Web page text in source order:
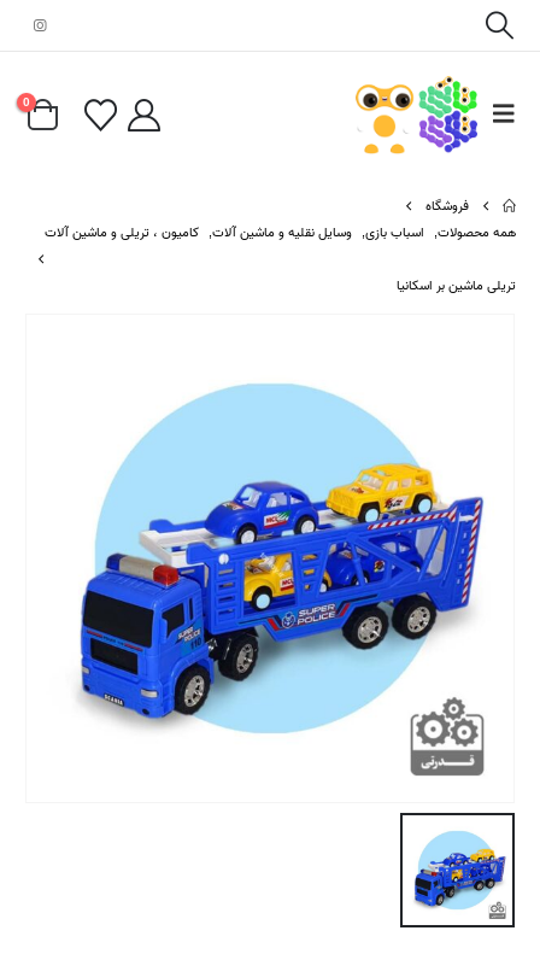
0
فروشگاه
همه محصولات, اسباب بازی, وسایل نقلیه و ماشین آلات, کامیون ، تریلی و ماشین آلات
تریلی ماشین بر اسکانیا